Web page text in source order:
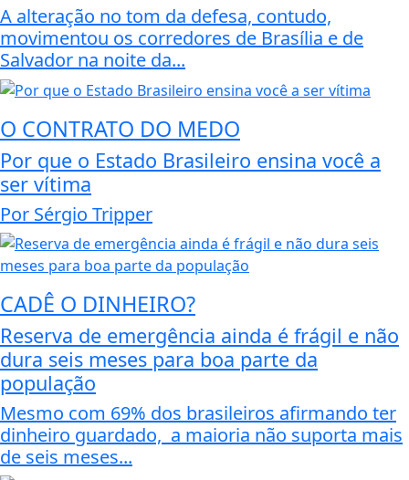
A alteração no tom da defesa, contudo,
movimentou os corredores de Brasília e de
Salvador na noite da...
O CONTRATO DO MEDO
Por que o Estado Brasileiro ensina você a
ser vítima
Por Sérgio Tripper
CADÊ O DINHEIRO?
Reserva de emergência ainda é frágil e não
dura seis meses para boa parte da
população
Mesmo com 69% dos brasileiros afirmando ter
dinheiro guardado, a maioria não suporta mais
de seis meses...